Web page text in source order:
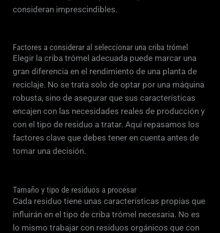
consideran imprescindibles.
Factores a considerar al seleccionar una criba trómel
Elegir la criba trómel adecuada puede marcar una
gran diferencia en el rendimiento de una planta de
reciclaje. No se trata solo de optar por una máquina
robusta, sino de asegurar que sus características
encajen con las necesidades reales de producción y
con el tipo de residuo a tratar. Aquí repasamos los
factores clave que debes tener en cuenta antes de
tomar una decisión.
Tamaño y tipo de residuos a procesar
Cada residuo tiene unas características propias que
influirán en el tipo de criba trómel necesaria. No es
lo mismo trabajar con residuos orgánicos que con